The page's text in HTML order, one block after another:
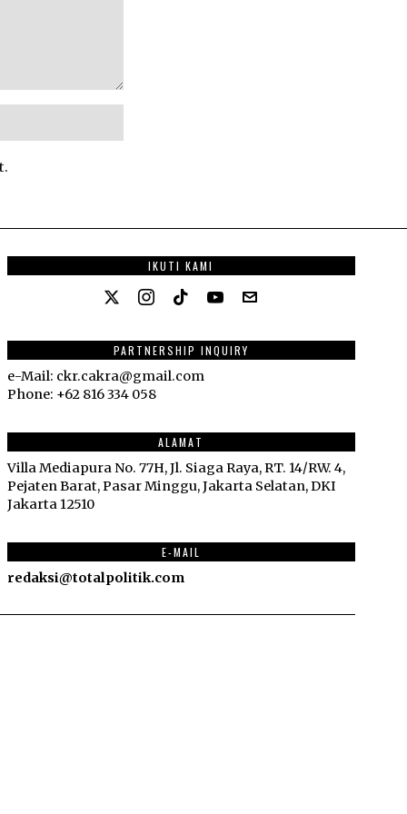
IKUTI KAMI
PARTNERSHIP INQUIRY
e-Mail: ckr.cakra@gmail.com
Phone: +62 816 334 058
ALAMAT
Villa Mediapura No. 77H, Jl. Siaga Raya, RT. 14/RW. 4,
Pejaten Barat, Pasar Minggu, Jakarta Selatan, DKI
Jakarta 12510
E-MAIL
redaksi@totalpolitik.com